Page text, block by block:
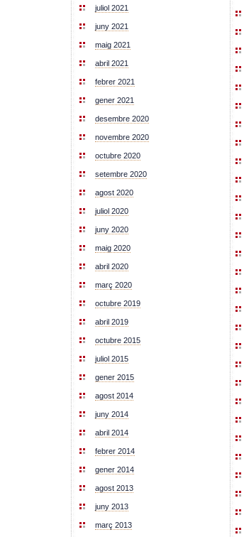
juliol 2021
juny 2021
maig 2021
abril 2021
febrer 2021
gener 2021
desembre 2020
novembre 2020
octubre 2020
setembre 2020
agost 2020
juliol 2020
juny 2020
maig 2020
abril 2020
març 2020
octubre 2019
abril 2019
octubre 2015
juliol 2015
gener 2015
agost 2014
juny 2014
abril 2014
febrer 2014
gener 2014
agost 2013
juny 2013
març 2013